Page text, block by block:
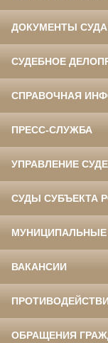
ДОКУМЕНТЫ СУДА
СУДЕБНОЕ
СПРАВОЧНАЯ
ПРЕСС-СЛУЖБА
УПРАВЛЕНИЕ
СУДЫ СУБЪЕКТА
ВАКАНСИИ
ОБРАЩЕНИЯ